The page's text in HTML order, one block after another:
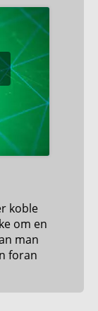
koble
om en
man
foran